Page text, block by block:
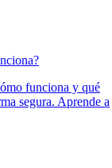
funciona y qué
segura. Aprende a